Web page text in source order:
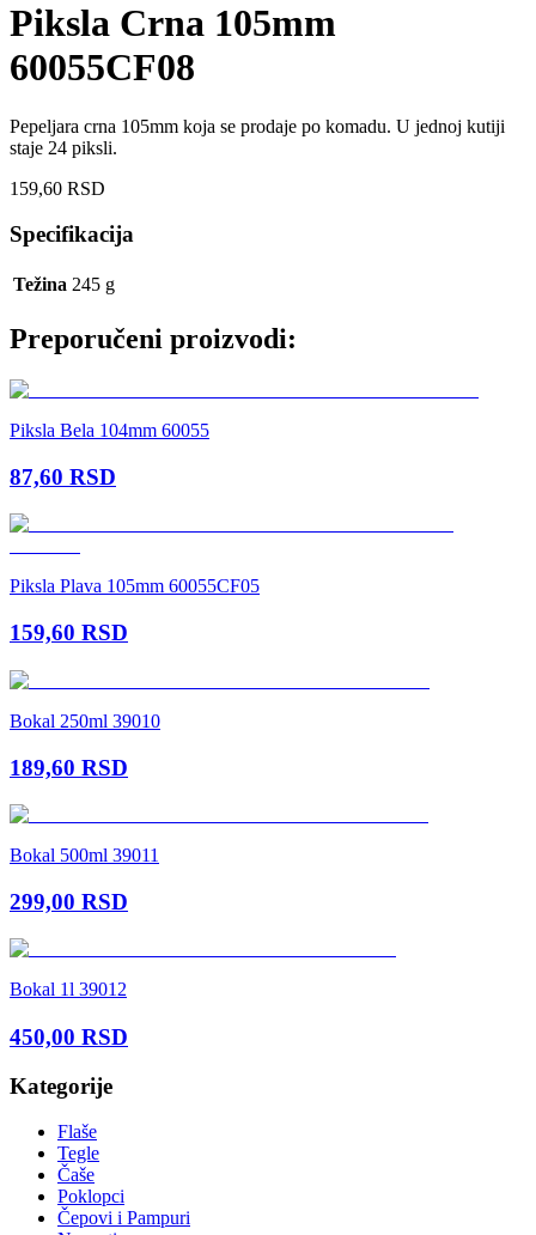
Piksla Crna 105mm
60055CF08
Pepeljara crna 105mm koja se prodaje po komadu. U jednoj kutiji
staje 24 piksli.
159,60 RSD
Specifikacija
Težina 245 g
Preporučeni proizvodi:
Piksla Bela 104mm 60055
87,60 RSD
Piksla Plava 105mm 60055CF05
159,60 RSD
Bokal 250ml 39010
189,60 RSD
Bokal 500ml 39011
299,00 RSD
Bokal 1l 39012
450,00 RSD
Kategorije
Flaše
Tegle
Čaše
Poklopci
Čepovi i Pampuri